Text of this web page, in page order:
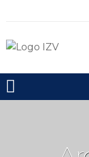
Toggle